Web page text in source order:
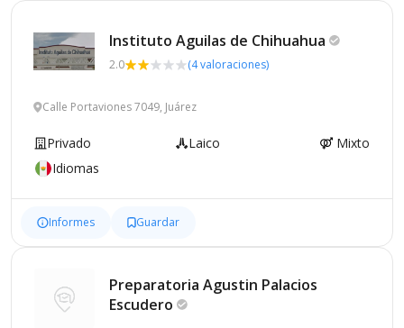
Instituto Aguilas de Chihuahua
2.0 (4 valoraciones)
Calle Portaviones 7049, Juárez
Privado Laico
Mixto
Idiomas
Informes Guardar
Preparatoria Agustin Palacios
Escudero